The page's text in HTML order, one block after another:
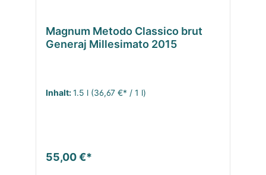
Magnum Metodo Classico brut
Generaj Millesimato 2015
Inhalt:1.5 l (36,67 €* / 1 l)
55,00 €*